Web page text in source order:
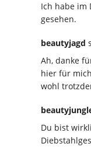
Ich habe im
gesehen.
beautyjagd
Ah, danke
hier für
wohl
Du bist